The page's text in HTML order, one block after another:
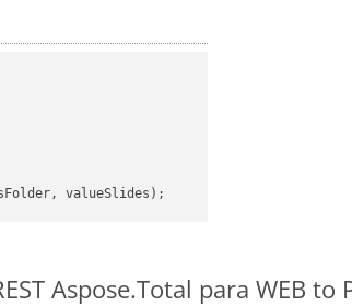
Aspose.Total para WEB to